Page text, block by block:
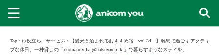
Top / お役立ち・サービス /
【愛犬と泊まれるおすすめ宿～vol.34～】離島で過ごすアクティ
ブな休日。一棟貸しの「ritomaru villa @hatsuyama iki」で暮らすようなステイを。